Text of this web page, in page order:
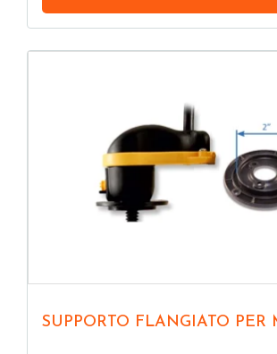
SUPPORTO FLANGIATO PER